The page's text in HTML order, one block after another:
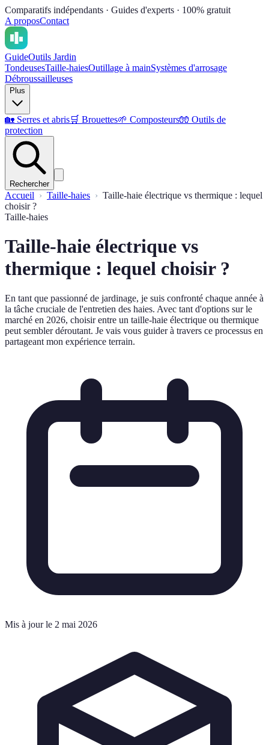
Comparatifs indépendants · Guides d'experts · 100% gratuit
A proposContact
GuideOutils Jardin
TondeusesTaille-haiesOutillage à mainSystèmes d'arrosage
Débroussailleuses
Plus
🏡 Serres et abris🛒 Brouettes🌱 Composteurs🧤 Outils de
protection
Rechercher
Accueil Taille-haies
Taille-haie électrique vs thermique : lequel
choisir ?
Taille-haies
Taille-haie électrique vs
thermique : lequel choisir ?
En tant que passionné de jardinage, je suis confronté chaque année à
la tâche cruciale de l'entretien des haies. Avec tant d'options sur le
marché en 2026, choisir entre un taille-haie électrique ou thermique
peut sembler déroutant. Je vais vous guider à travers ce processus en
partageant mon expérience terrain.
Mis à jour le 2 mai 2026